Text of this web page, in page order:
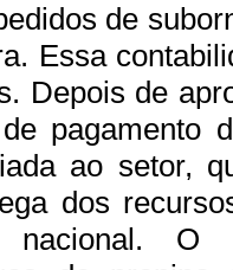
de
Essa
Depois de
pagamento
ao setor,
dos
O